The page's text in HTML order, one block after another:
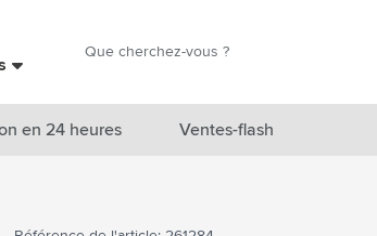
en 24 heures Ventes-flash